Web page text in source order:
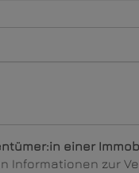
einer
Informationen zur